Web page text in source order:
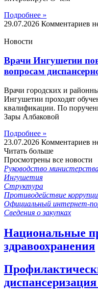
Подробнее »
29.07.2026 Комментариев
Новости
Врачи Ингушетии
вопросам
Врачи городских и
Ингушетии проходят
квалификации. По
Зары Албаковой
Подробнее »
23.07.2026 Комментариев
Читать больше
Просмотрены все новости
Руководство
Ингушетия
Структура
Противодействие
Официальный интернет-
Сведения о закупках
Национальные
здравоохранения